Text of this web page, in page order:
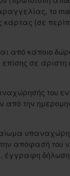
το
(σε
από κάποιο
σε
του
από την
απόφασή
έγγραφη